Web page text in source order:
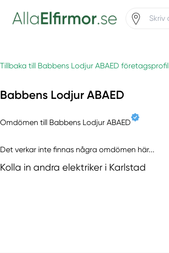
Tillbaka till Babbens Lodjur ABAED företagsprofil
Babbens Lodjur ABAED
Omdömen till Babbens Lodjur ABAED
Det verkar inte finnas några omdömen här...
Kolla in andra elektriker i Karlstad